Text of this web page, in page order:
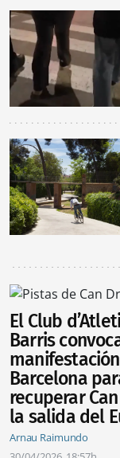
El Club
Barris
Barcelona
recuperar
la salida del
Arnau Raimundo